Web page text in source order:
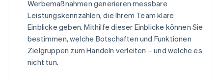
Werbemaßnahmen generieren messbare
Leistungskennzahlen, die Ihrem Team klare
Einblicke geben. Mithilfe dieser Einblicke können Sie
bestimmen, welche Botschaften und Funktionen
Zielgruppen zum Handeln verleiten – und welche es
nicht tun.